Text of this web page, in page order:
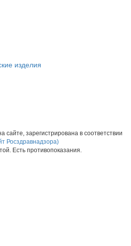
сайте, зарегистрирована в соответствии
Росздравнадзора)
Есть противопоказания.